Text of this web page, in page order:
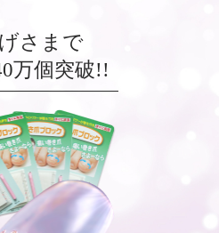
さまで
万個突破!!